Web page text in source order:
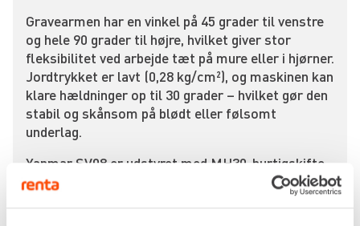
Gravearmen har en vinkel på 45 grader til venstre
og hele 90 grader til højre, hvilket giver stor
fleksibilitet ved arbejde tæt på mure eller i hjørner.
Jordtrykket er lavt (0,28 kg/cm²), og maskinen kan
klare hældninger op til 30 grader – hvilket gør den
stabil og skånsom på blødt eller følsomt
underlag.
Yanmar SV08 er udstyret med MH30-hurtigskifte
og kan tilpasses med forskellige redskaber. Med
lavt lydniveau, lav vibration og enkel betjening er